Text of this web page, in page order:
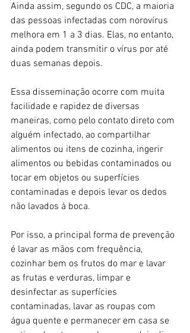
Ainda assim, segundo os CDC, a maioria
das pessoas infectadas com norovírus
melhora em 1 a 3 dias. Elas, no entanto,
ainda podem transmitir o vírus por até
duas semanas depois.
Essa disseminação ocorre com muita
facilidade e rapidez de diversas
maneiras, como pelo contato direto com
alguém infectado, ao compartilhar
alimentos ou itens de cozinha, ingerir
alimentos ou bebidas contaminados ou
tocar em objetos ou superfícies
contaminadas e depois levar os dedos
não lavados à boca.
Por isso, a principal forma de prevenção
é lavar as mãos com frequência,
cozinhar bem os frutos do mar e lavar
as frutas e verduras, limpar e
desinfectar as superfícies
contaminadas, lavar as roupas com
água quente e permanecer em casa se